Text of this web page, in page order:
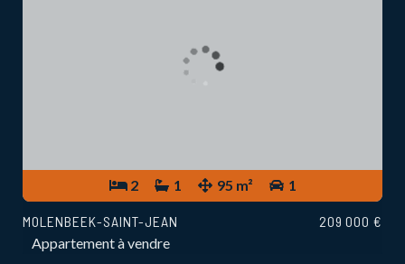
2 1 95 m² 1
MOLENBEEK-SAINT-JEAN
Appartement à vendre
209 000 €